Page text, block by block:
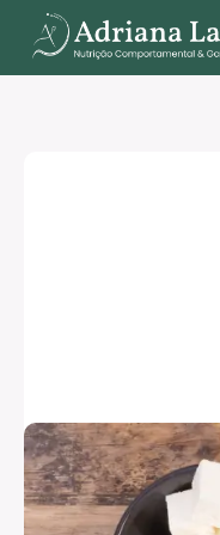
para
o